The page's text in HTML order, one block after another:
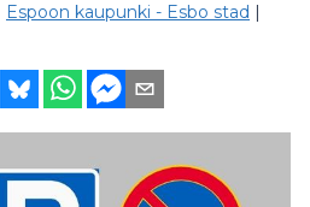
Espoon kaupunki - Esbo stad |